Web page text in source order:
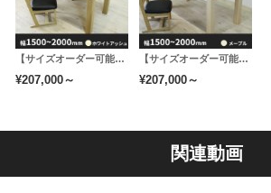
弊社ではテーブルの角を取る「角面取り
て行っております。
テーブル天板や脚部の角を約3mmほど
小さなお子様やご年配に優しい、便利
→320番（細）と順にかけていき
0.2mmずつ表と裏、両面をワイ
ていきます。
ます。
【サイズオーダー可能】 風雅／FUUGA 天然木・無垢ダイニングテーブル（ホワイトアッシュ）
¥207,000～
【サイズオーダー可能】 風雅／FUUGA 天然木・無垢ダイニングテーブル（メープル）
¥207,000～
関連動画